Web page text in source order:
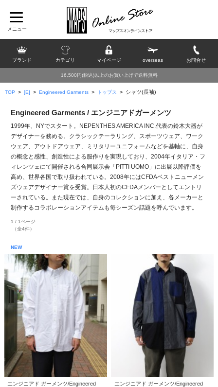
ブランド カテゴリ マイページ overseas お問合せ
16,500円(税込)以上のお買い上げで送料無料
TOP > [E] > Engineered Garments > トップス > シャツ(長袖)
Engineered Garments / エンジニアドガーメンツ
1999年、NYでスタート。NEPENTHES AMERICA INC.代表の鈴木大器が
デザイナーを務める。クラシックテーラリング、スポーツウェア、ワーク
ウェア、アウトドアウェア、ミリタリーユニフォームなどを基軸に、自身
の概念と感性、創造性による服作りを実現しており、2004年イタリア・フ
ィレンツェにて開催される合同展示会「PITTI UOMO」に出展以降評価を
高め、世界各国で取り扱われている。2008年にはCFDAベストニューメン
ズウェアデザイナー賞を受賞。日本人初のCFDAメンバーとしてエントリ
ーされている。また現在では、自身のコレクションに加え、各メーカーと
制作するコラボレーションアイテムも毎シーズン話題を呼んでいます。
1 / 1ページ
（全4件）
NEW
エンジニアド ガーメンツ/Engineered
エンジニアド ガーメンツ/Engineered